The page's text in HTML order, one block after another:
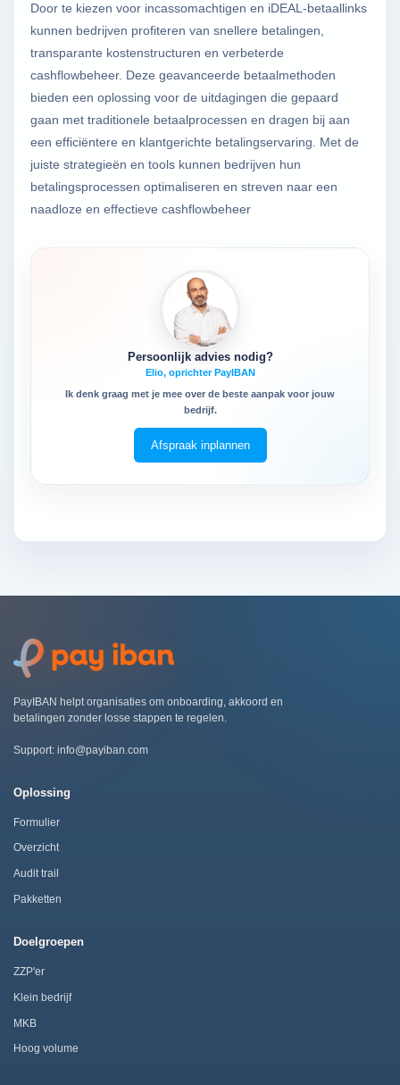
Door te kiezen voor incassomachtigen en iDEAL-betaallinks
kunnen bedrijven profiteren van snellere betalingen,
transparante kostenstructuren en verbeterde
cashflowbeheer. Deze geavanceerde betaalmethoden
bieden een oplossing voor de uitdagingen die gepaard
gaan met traditionele betaalprocessen en dragen bij aan
een efficiëntere en klantgerichte betalingservaring. Met de
juiste strategieën en tools kunnen bedrijven hun
betalingsprocessen optimaliseren en streven naar een
naadloze en effectieve cashflowbeheer
Persoonlijk advies nodig?
Elio, oprichter PayIBAN
Ik denk graag met je mee over de beste aanpak voor jouw
bedrijf.
Afspraak inplannen
PayIBAN helpt organisaties om onboarding, akkoord en
betalingen zonder losse stappen te regelen.
Support: info@payiban.com
Oplossing
Formulier
Overzicht
Audit trail
Pakketten
Doelgroepen
ZZP'er
Klein bedrijf
MKB
Hoog volume